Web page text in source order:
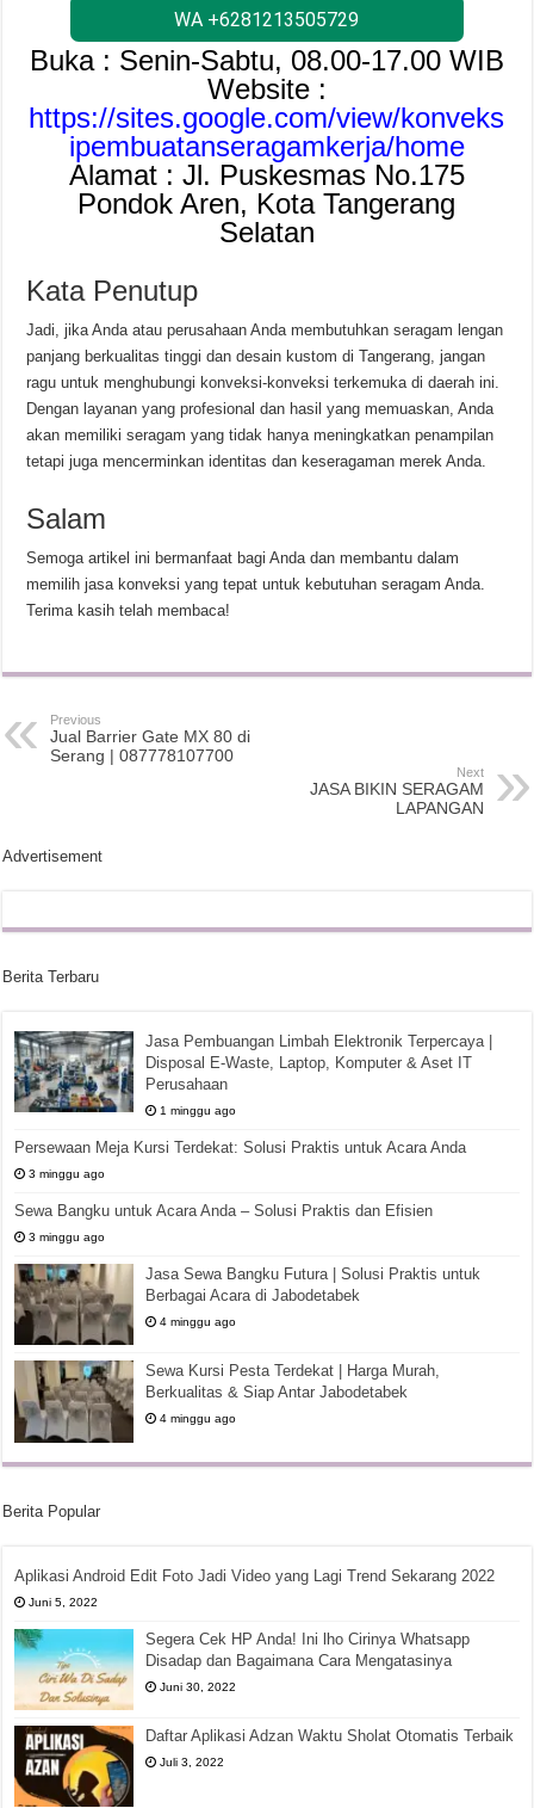
WA +6281213505729
Buka : Senin-Sabtu, 08.00-17.00 WIB
Website :
https://sites.google.com/view/konveks
ipembuatanseragamkerja/home
Alamat : Jl. Puskesmas No.175
Pondok Aren, Kota Tangerang
Selatan
Kata Penutup
Jadi, jika Anda atau perusahaan Anda membutuhkan seragam lengan
panjang berkualitas tinggi dan desain kustom di Tangerang, jangan
ragu untuk menghubungi konveksi-konveksi terkemuka di daerah ini.
Dengan layanan yang profesional dan hasil yang memuaskan, Anda
akan memiliki seragam yang tidak hanya meningkatkan penampilan
tetapi juga mencerminkan identitas dan keseragaman merek Anda.
Salam
Semoga artikel ini bermanfaat bagi Anda dan membantu dalam
memilih jasa konveksi yang tepat untuk kebutuhan seragam Anda.
Terima kasih telah membaca!
Previous
Jual Barrier Gate MX 80 di
Serang | 087778107700
Next
JASA BIKIN SERAGAM
LAPANGAN
Advertisement
Berita Terbaru
Jasa Pembuangan Limbah Elektronik Terpercaya |
Disposal E-Waste, Laptop, Komputer & Aset IT
Perusahaan
1 minggu ago
Persewaan Meja Kursi Terdekat: Solusi Praktis untuk Acara Anda
3 minggu ago
Sewa Bangku untuk Acara Anda – Solusi Praktis dan Efisien
3 minggu ago
Jasa Sewa Bangku Futura | Solusi Praktis untuk
Berbagai Acara di Jabodetabek
4 minggu ago
Sewa Kursi Pesta Terdekat | Harga Murah,
Berkualitas & Siap Antar Jabodetabek
4 minggu ago
Berita Popular
Aplikasi Android Edit Foto Jadi Video yang Lagi Trend Sekarang 2022
Juni 5, 2022
Segera Cek HP Anda! Ini lho Cirinya Whatsapp
Disadap dan Bagaimana Cara Mengatasinya
Juni 30, 2022
Daftar Aplikasi Adzan Waktu Sholat Otomatis Terbaik
Juli 3, 2022